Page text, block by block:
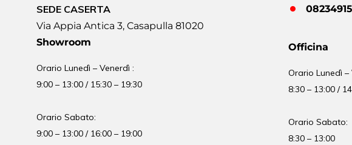
SEDE CASERTA
Via Appia Antica 3, Casapulla 81020
Showroom
Orario Lunedì – Venerdì :
9:00 – 13:00 / 15:30 – 19:30
Orario Sabato:
9:00 – 13:00 / 16:00 – 19:00
Officina
Orario Lunedì –
8:30 – 13:00 /
Orario Sabato:
8:30 – 13:00